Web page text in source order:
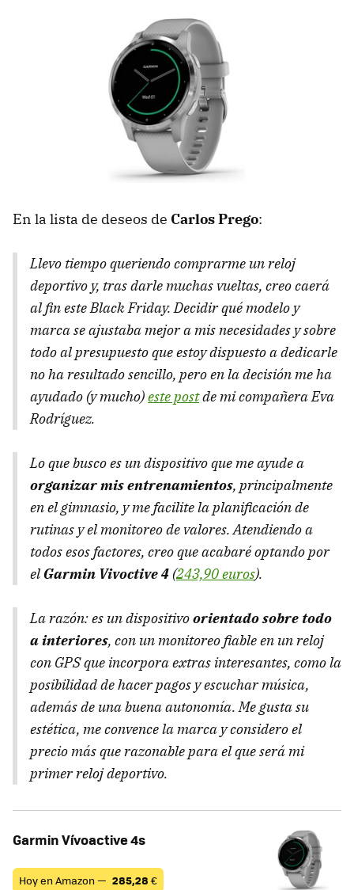
En la lista de deseos de Carlos Prego:
Llevo tiempo queriendo comprarme un reloj
deportivo y, tras darle muchas vueltas, creo caerá
al fin este Black Friday. Decidir qué modelo y
marca se ajustaba mejor a mis necesidades y sobre
todo al presupuesto que estoy dispuesto a dedicarle
no ha resultado sencillo, pero en la decisión me ha
ayudado (y mucho)este postde mi compañera Eva
Rodríguez.
Lo que busco es un dispositivo que me ayude a
organizar mis entrenamientos, principalmente
en el gimnasio, y me facilite la planificación de
rutinas y el monitoreo de valores. Atendiendo a
todos esos factores, creo que acabaré optando por
elGarmin Vivoctive 4 (243,90 euros).
La razón: es un dispositivoorientado sobre todo
a interiores, con un monitoreo fiable en un reloj
con GPS que incorpora extras interesantes, como la
posibilidad de hacer pagos y escuchar música,
además de una buena autonomía. Me gusta su
estética, me convence la marca y considero el
precio más que razonable para el que será mi
primer reloj deportivo.
Garmin Vívoactive 4s
Hoy en Amazon — 285,28 €